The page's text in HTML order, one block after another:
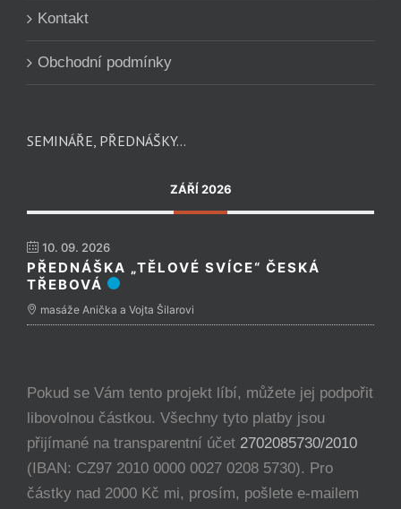
Kontakt
Obchodní podmínky
SEMINÁŘE, PŘEDNÁŠKY…
ZÁŘÍ 2026
10. 09. 2026
PŘEDNÁŠKA „TĚLOVÉ SVÍCE“ ČESKÁ
TŘEBOVÁ
masáže Anička a Vojta Šilarovi
Pokud se Vám tento projekt líbí, můžete jej podpořit
libovolnou částkou. Všechny tyto platby jsou
přijímané na transparentní účet 2702085730/2010
(IBAN: CZ97 2010 0000 0027 0208 5730). Pro
částky nad 2000 Kč mi, prosím, pošlete e-mailem